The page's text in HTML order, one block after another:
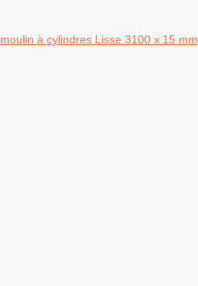
moulin à cylindres Lisse 3100 x 15 mm